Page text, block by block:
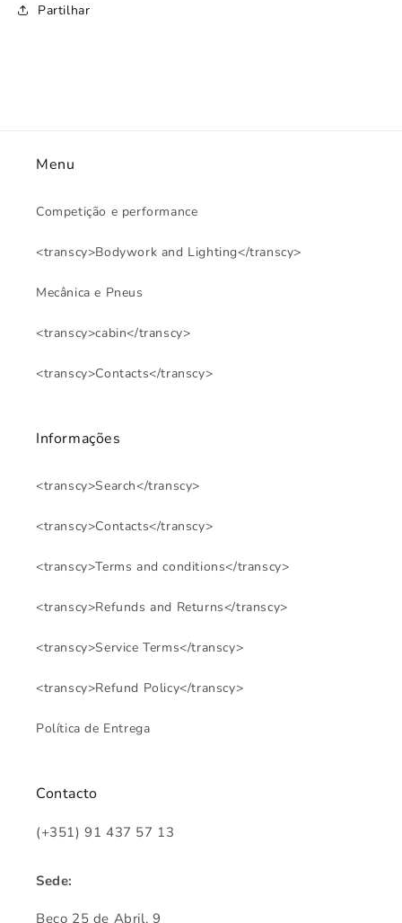
Partilhar
Menu
Competição e performance
<transcy>Bodywork and Lighting</transcy>
Mecânica e Pneus
<transcy>cabin</transcy>
<transcy>Contacts</transcy>
Informações
<transcy>Search</transcy>
<transcy>Contacts</transcy>
<transcy>Terms and conditions</transcy>
<transcy>Refunds and Returns</transcy>
<transcy>Service Terms</transcy>
<transcy>Refund Policy</transcy>
Política de Entrega
Contacto
(+351) 91 437 57 13
Sede:
Beco 25 de Abril, 9